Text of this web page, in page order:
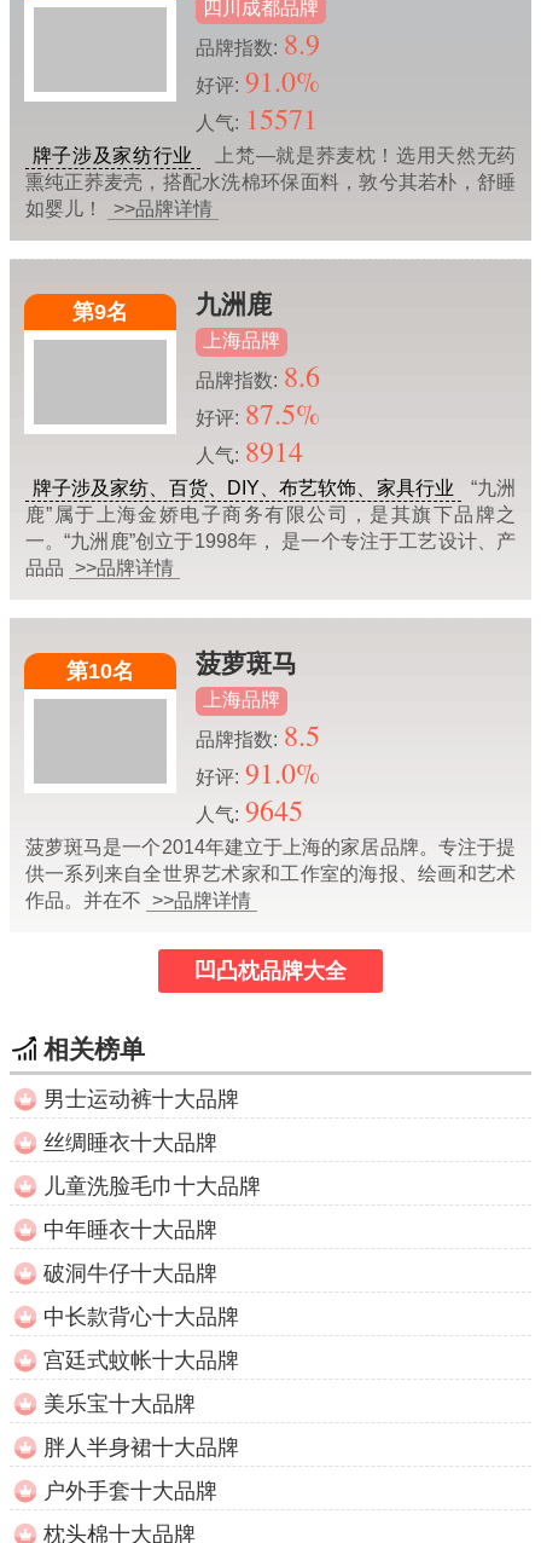
四川成都品牌
品牌指数: 8.9
好评: 91.0%
人气: 15571
牌子涉及家纺行业
上梵—就是荞麦枕！选用天然无药
熏纯正荞麦壳，搭配水洗棉环保面料，敦兮其若朴，舒睡
如婴儿！
>>品牌详情
第9名 九洲鹿
上海品牌
品牌指数: 8.6
好评: 87.5%
人气: 8914
牌子涉及家纺、百货、DIY、布艺软饰、家具行业
“九洲
鹿”属于上海金娇电子商务有限公司，是其旗下品牌之
一。“九洲鹿”创立于1998年， 是一个专注于工艺设计、产
品品 >>品牌详情
第10名 菠萝斑马
上海品牌
品牌指数: 8.5
好评: 91.0%
人气: 9645
菠萝斑马是一个2014年建立于上海的家居品牌。专注于提
供一系列来自全世界艺术家和工作室的海报、绘画和艺术
作品。并在不 >>品牌详情
凹凸枕品牌大全
相关榜单
男士运动裤十大品牌
丝绸睡衣十大品牌
儿童洗脸毛巾十大品牌
中年睡衣十大品牌
破洞牛仔十大品牌
中长款背心十大品牌
宫廷式蚊帐十大品牌
美乐宝十大品牌
胖人半身裙十大品牌
户外手套十大品牌
枕头棉十大品牌